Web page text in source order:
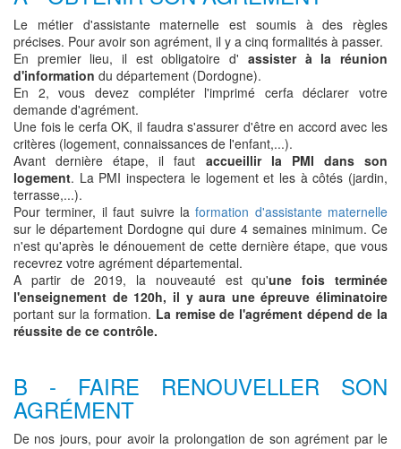
Le métier d'assistante maternelle est soumis à des règles
précises. Pour avoir son agrément, il y a cinq formalités à passer.
En premier lieu, il est obligatoire d' assister à la réunion
d'information du département (Dordogne).
En 2, vous devez compléter l'imprimé cerfa déclarer votre
demande d'agrément.
Une fois le cerfa OK, il faudra s'assurer d'être en accord avec les
critères (logement, connaissances de l'enfant,...).
Avant dernière étape, il faut accueillir la PMI dans son
logement. La PMI inspectera le logement et les à côtés (jardin,
terrasse,...).
Pour terminer, il faut suivre laformation d'assistante maternelle
sur le département Dordogne qui dure 4 semaines minimum. Ce
n'est qu'après le dénouement de cette dernière étape, que vous
recevrez votre agrément départemental.
A partir de 2019, la nouveauté est qu'une fois terminée
l'enseignement de 120h, il y aura une épreuve éliminatoire
portant sur la formation. La remise de l'agrément dépend de la
réussite de ce contrôle.
B - FAIRE RENOUVELLER SON
AGRÉMENT
De nos jours, pour avoir la prolongation de son agrément par le